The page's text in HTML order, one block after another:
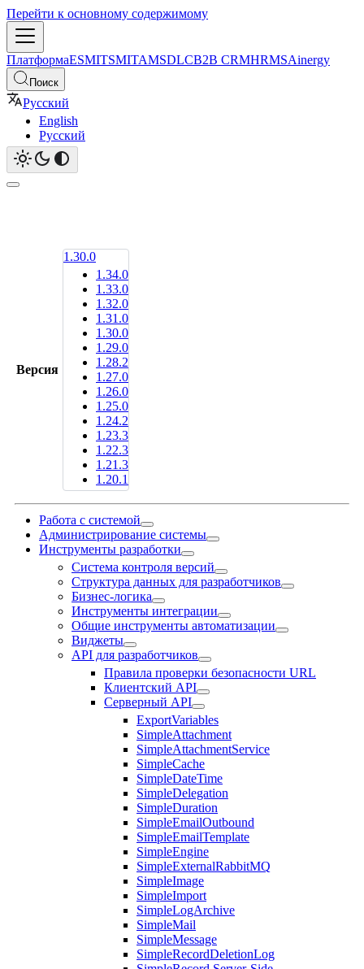
Перейти к основному содержимому
ПлатформаESMITSMITAMSDLCB2B CRMHRMSAinergy
Поиск
Русский
English
Русский
Версия
1.30.0
1.34.0
1.33.0
1.32.0
1.31.0
1.30.0
1.29.0
1.28.2
1.27.0
1.26.0
1.25.0
1.24.2
1.23.3
1.22.3
1.21.3
1.20.1
Работа с системой
Администрирование системы
Инструменты разработки
Система контроля версий
Структура данных для разработчиков
Бизнес-логика
Инструменты интеграции
Общие инструменты автоматизации
Виджеты
API для разработчиков
Правила проверки безопасности URL
Клиентский API
Серверный API
ExportVariables
SimpleAttachment
SimpleAttachmentService
SimpleCache
SimpleDateTime
SimpleDelegation
SimpleDuration
SimpleEmailOutbound
SimpleEmailTemplate
SimpleEngine
SimpleExternalRabbitMQ
SimpleImage
SimpleImport
SimpleLogArchive
SimpleMail
SimpleMessage
SimpleRecordDeletionLog